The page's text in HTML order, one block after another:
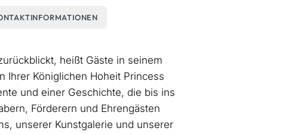
heißt Gäste in seinem
Ihrer Königlichen Hoheit Princess
und einer Geschichte, die bis ins
Förderern und Ehrengästen
unserer Kunstgalerie und unserer